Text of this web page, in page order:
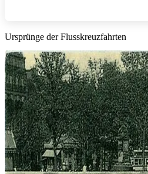
Ursprünge der Flusskreuzfahrten